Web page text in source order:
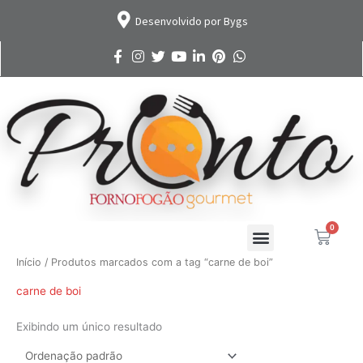
o
Desenvolvido por Bygs
0
Cart
Início / Produtos marcados com a tag “carne de boi”
carne de boi
Exibindo um único resultado